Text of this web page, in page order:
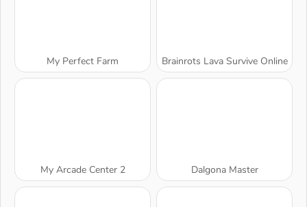
My Perfect Farm Brainrots Lava Survive Online
My Arcade Center 2 Dalgona Master